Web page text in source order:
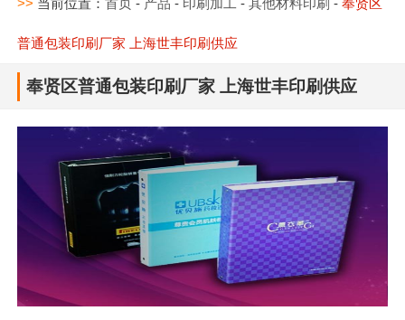
普通包装印刷厂家 上海世丰印刷供应
奉贤区普通包装印刷厂家 上海世丰印刷供应